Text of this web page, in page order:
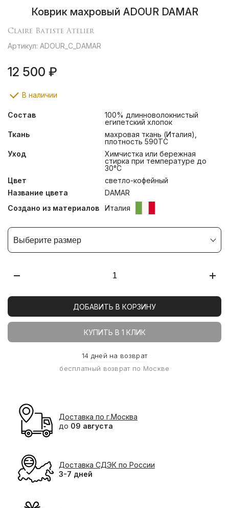
Коврик махровый ADOUR DAMAR
Claire Batiste Atelier
Артикул: ADOUR_С_DAMAR
12 500 ₽
В наличии
Состав
100% длинноволокнистый
египетский хлопок
Ткань
махровая ткань (Италия),
плотность 590ТС
Уход
Химчистка или бережная
стирка при температуре до
30°С
Цвет
светло-кофейный
Название цвета
DAMAR
Создано из материалов
Италия
Выберите размер
ДОБАВИТЬ В КОРЗИНУ
КУПИТЬ В 1 КЛИК
14 дней на возврат
бесплатный возврат по Москве
Доставка по г.Москва
до 09 августа
Доставка СДЭК по России
3-7 дней